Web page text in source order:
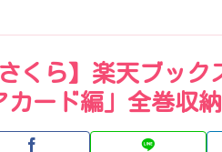
くら】楽天ブッ
ード編」全巻収納